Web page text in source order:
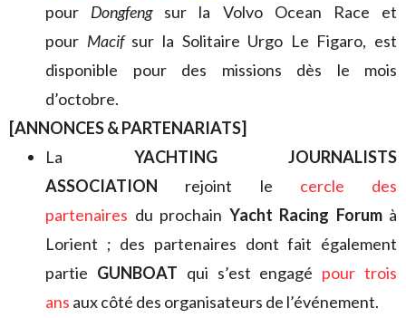
pour Dongfengsur la Volvo Ocean Race et
pour Macifsur la Solitaire Urgo Le Figaro, est
disponible pour des missions dès le mois
d’octobre.
[ANNONCES & PARTENARIATS]
La YACHTING JOURNALISTS
ASSOCIATION rejoint le cercle des
partenaires du prochain Yacht Racing Forumà
Lorient ; des partenaires dont fait également
partie GUNBOAT qui s’est engagé pour trois
ans aux côté des organisateurs de l’événement.